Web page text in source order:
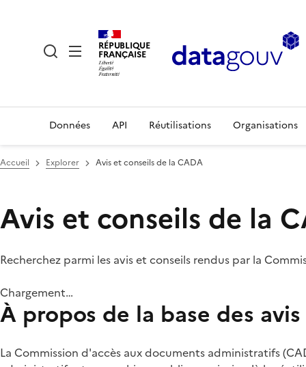
RÉPUBLIQUE
FRANÇAISE
Données API Réutilisations Organisations
Accueil Explorer Avis et conseils de la CADA
Avis et conseils de la
Recherchez parmi les avis et conseils rendus par la
Chargement…
À propos de la base des
La Commission d'accès aux documents administratifs